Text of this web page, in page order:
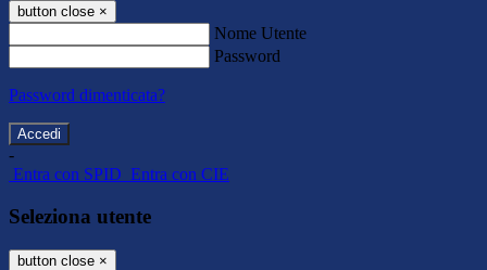
button close ×
Nome Utente
Password
Password dimenticata?
-
Entra con SPID Entra con CIE
Seleziona utente
button close ×